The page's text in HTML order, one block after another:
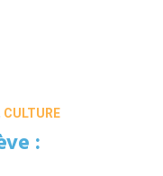
CULTURE
: